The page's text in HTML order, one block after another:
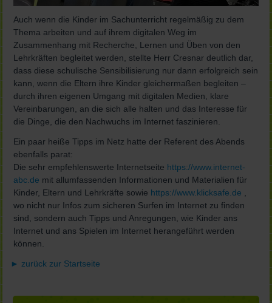
Auch wenn die Kinder im Sachunterricht regelmäßig zu dem
Thema arbeiten und auf ihrem digitalen Weg im
Zusammenhang mit Recherche, Lernen und Üben von den
Lehrkräften begleitet werden, stellte Herr Cresnar deutlich dar,
dass diese schulische Sensibilisierung nur dann erfolgreich sein
kann, wenn die Eltern ihre Kinder gleichermaßen begleiten –
durch ihren eigenen Umgang mit digitalen Medien, klare
Vereinbarungen, an die sich alle halten und das Interesse für
die Dinge, die den Nachwuchs im Internet faszinieren.
Ein paar heiße Tipps im Netz hatte der Referent des Abends
ebenfalls parat:
Die sehr empfehlenswerte Internetseite https://www.internet-
abc.de mit allumfassenden Informationen und Materialien für
Kinder, Eltern und Lehrkräfte sowie https://www.klicksafe.de ,
wo nicht nur Infos zum sicheren Surfen im Internet zu finden
sind, sondern auch Tipps und Anregungen, wie Kinder ans
Internet und ans Spielen im Internet herangeführt werden
können.
► zurück zur Startseite